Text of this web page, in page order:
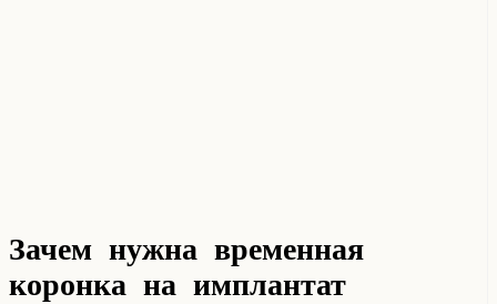
Зачем нужна временная
коронка на имплантат